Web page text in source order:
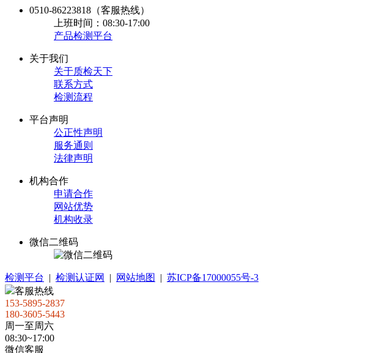
0510-86223818 （客服热线）
上班时间：08:30-17:00
产品检测平台
关于我们
关于质检天下
联系方式
检测流程
平台声明
公正性声明
服务通则
法律声明
机构合作
申请合作
网站优势
机构收录
微信二维码
检测平台 | 检测认证网 | 网站地图 | 苏ICP备17000055号-3
客服热线
153-5895-2837
180-3605-5443
周一至周六
08:30~17:00
微信客服